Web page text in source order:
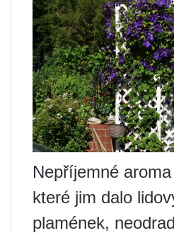
Nepříjemné
které jim dalo
plamének,